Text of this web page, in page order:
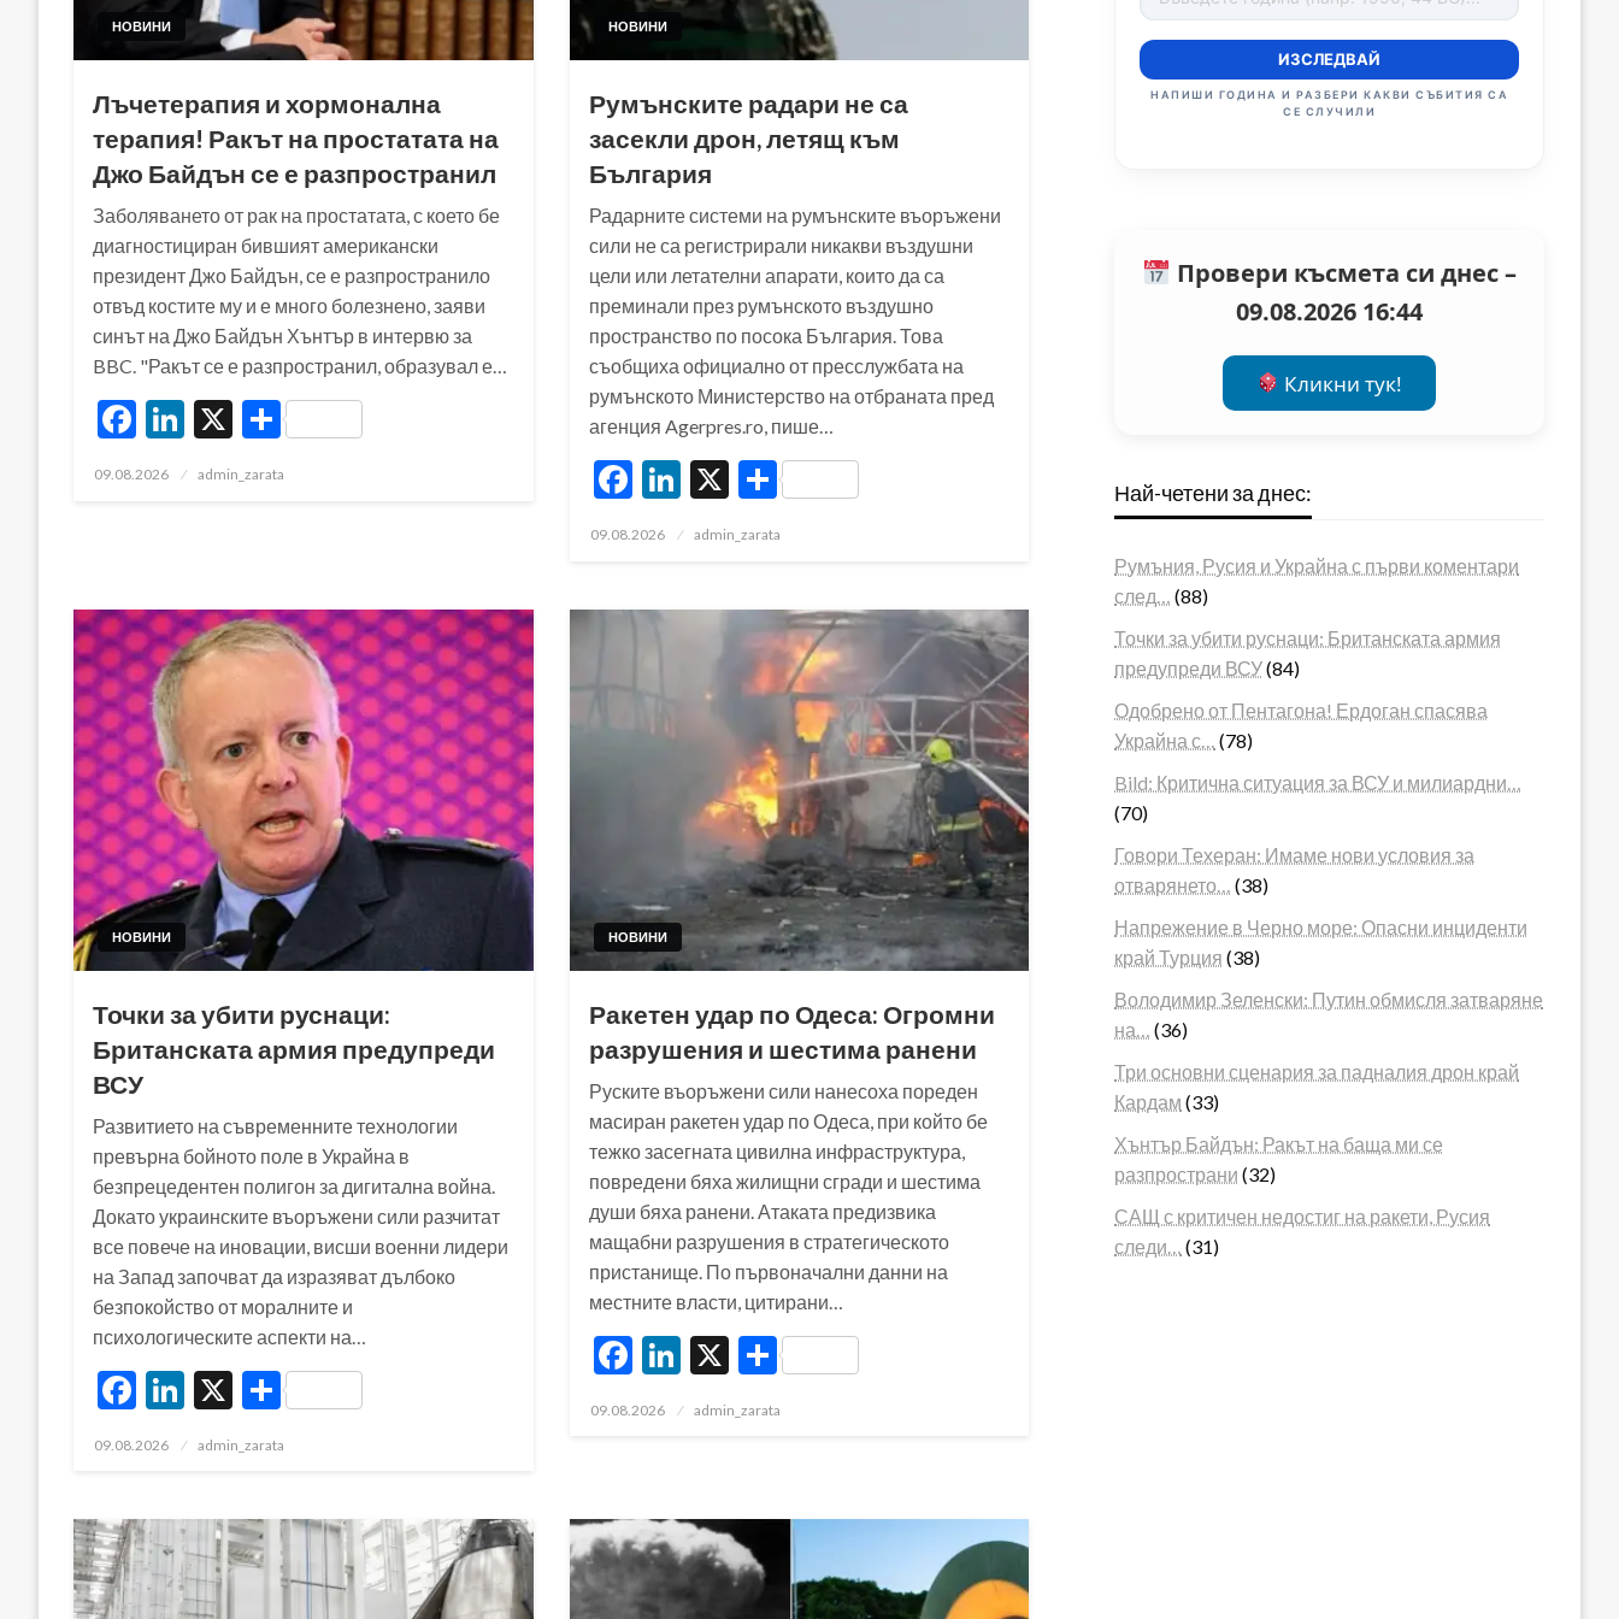
НОВИНИ
Лъчетерапия и хормонална
терапия! Ракът на простатата на
Джо Байдън се е разпространил
Заболяването от рак на простатата, с което бе
диагностициран бившият американски
президент Джо Байдън, се е разпространило
отвъд костите му и е много болезнено, заяви
синът на Джо Байдън Хънтър в интервю за
BBC. "Ракът се е разпространил, образувал е…
Facebook
LinkedIn
X Share
Posted
09.08.2026 admin_zarata
НОВИНИ
Румънските радари не са
засекли дрон, летящ към
България
Радарните системи на румънските въоръжени
сили не са регистрирали никакви въздушни
цели или летателни апарати, които да са
преминали през румънското въздушно
пространство по посока България. Това
съобщиха официално от пресслужбата на
румънското Министерство на отбраната пред
агенция Agerpres.ro, пише…
Facebook
LinkedIn
X Share
Posted
09.08.2026 admin_zarata
НОВИНИ
Точки за убити руснаци:
Британската армия предупреди
ВСУ
Развитието на съвременните технологии
превърна бойното поле в Украйна в
безпрецедентен полигон за дигитална война.
Докато украинските въоръжени сили разчитат
все повече на иновации, висши военни лидери
на Запад започват да изразяват дълбоко
безпокойство от моралните и
психологическите аспекти на…
Facebook
LinkedIn
X Share
Posted
09.08.2026 admin_zarata
НОВИНИ
Ракетен удар по Одеса: Огромни
разрушения и шестима ранени
Руските въоръжени сили нанесоха пореден
масиран ракетен удар по Одеса, при който бе
тежко засегната цивилна инфраструктура,
повредени бяха жилищни сгради и шестима
души бяха ранени. Атаката предизвика
мащабни разрушения в стратегическото
пристанище. По първоначални данни на
местните власти, цитирани…
Facebook
LinkedIn
X Share
Posted
09.08.2026 admin_zarata
ИЗСЛЕДВАЙ
НАПИШИ ГОДИНА И РАЗБЕРИ КАКВИ СЪБИТИЯ СА
СЕ СЛУЧИЛИ
Провери късмета си днес –
09.08.2026 16:44
Кликни тук!
Най-четени за днес:
Румъния, Русия и Украйна с първи коментари
след…
(88)
Точки за убити руснаци: Британската армия
предупреди ВСУ(84)
Одобрено от Пентагона! Ердоган спасява
Украйна с…
(78)
Bild: Критична ситуация за ВСУ и милиардни…
(70)
Говори Техеран: Имаме нови условия за
отварянето…
(38)
Напрежение в Черно море: Опасни инциденти
край Турция (38)
Володимир Зеленски: Путин обмисля затваряне
на…
(36)
Три основни сценария за падналия дрон край
Кардам (33)
Хънтър Байдън: Ракът на баща ми се
разпространи (32)
САЩ с критичен недостиг на ракети, Русия
следи…
(31)